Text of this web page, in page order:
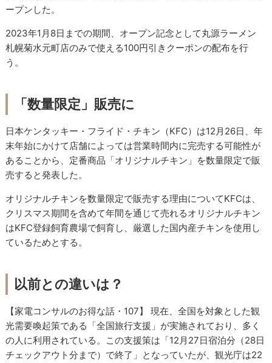
ープンした。
2023年1月8日までの期間、オープン記念として丸源ラーメン
札幌菊水元町店のみで使える100円引きクーポンの配布を行
う。
「数量限定」販売に
日本ケンタッキー・フライド・チキン（KFC）は12月26日、年
末年始にかけて店舗によっては営業時間内に完売する可能性が
あることから、定番商品「オリジナルチキン」を数量限定で販
売すると発表した。
オリジナルチキンを数量限定で販売する理由についてKFCは、
クリスマス期間を含めて年間を通じて売れるオリジナルチキン
はKFC登録飼育農場で飼育し、厳選した国内産チキンを使用し
ているためとする。
以前との違いは？
【家電コンサルのお得な話・107】 現在、全国を対象とした観
光需要喚起策である「全国旅行支援」が実施されており、多く
の人に利用されている。この支援策は「12月27日宿泊分（28日
チェックアウト分まで）で終了」となっていたが、観光庁は22